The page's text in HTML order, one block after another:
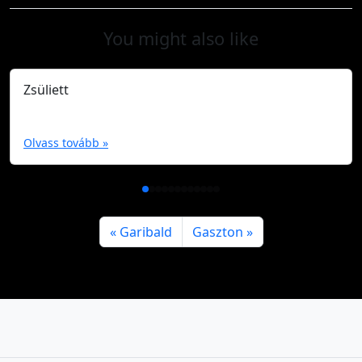
You might also like
Zsüliett
Olvass tovább »
Garibald Gaszton